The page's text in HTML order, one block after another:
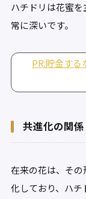
ハチドリは花蜜
常に深いです。
PR:貯金す
共進化の関係
在来の花は、そ
化しており、ハ